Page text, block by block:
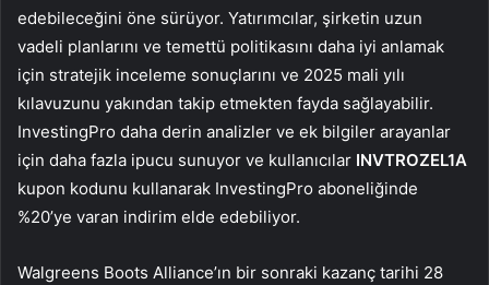
edebileceğini öne sürüyor. Yatırımcılar, şirketin uzun
vadeli planlarını ve temettü politikasını daha iyi anlamak
için stratejik inceleme sonuçlarını ve 2025 mali yılı
kılavuzunu yakından takip etmekten fayda sağlayabilir.
InvestingPro daha derin analizler ve ek bilgiler arayanlar
için daha fazla ipucu sunuyor ve kullanıcılar INVTROZEL1A
kupon kodunu kullanarak InvestingPro aboneliğinde
%20’ye varan indirim elde edebiliyor.
Walgreens Boots Alliance’ın bir sonraki kazanç tarihi 28